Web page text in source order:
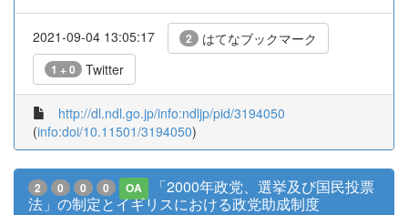
2021-09-04 13:05:17 2 はてなブックマーク
1 + 0 Twitter
http://dl.ndl.go.jp/info:ndljp/pid/3194050
(info:doi/10.11501/3194050)
2 0 0 0 OA
「2000年政党、選挙及び国民投票
法」の制定とイギリスにおける政党助成制度